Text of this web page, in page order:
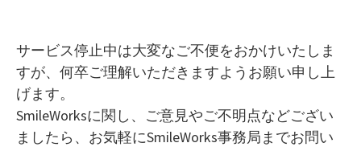
サービス停止中は大変なご不便をおかけいたしま
すが、何卒ご理解いただきますようお願い申し上
げます。
SmileWorksに関し、ご意見やご不明点などござい
ましたら、お気軽にSmileWorks事務局までお問い